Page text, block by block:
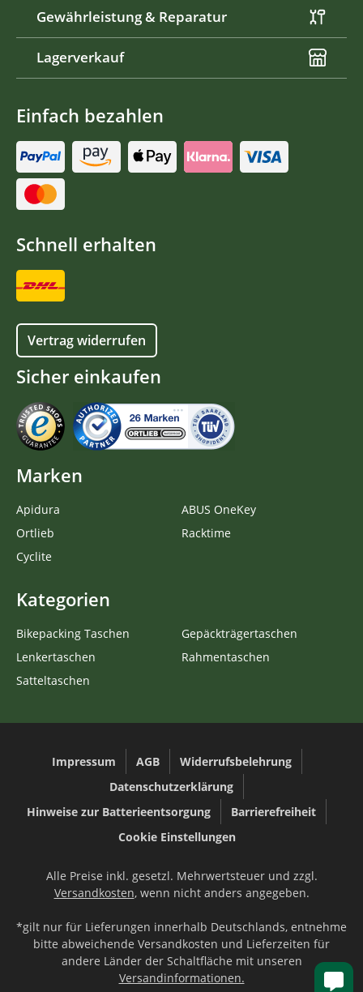
Gewährleistung & Reparatur
Lagerverkauf
Einfach bezahlen
Schnell erhalten
Vertrag widerrufen
Sicher einkaufen
Marken
Apidura
Ortlieb
Cyclite
ABUS OneKey
Racktime
Kategorien
Bikepacking Taschen
Lenkertaschen
Satteltaschen
Gepäckträgertaschen
Rahmentaschen
Impressum AGB
Widerrufsbelehrung
Datenschutzerklärung
Hinweise zur Batterieentsorgung
Barrierefreiheit
Cookie Einstellungen
Alle Preise inkl. gesetzl. Mehrwertsteuer und zzgl.
Versandkosten, wenn nicht anders angegeben.
*gilt nur für Lieferungen innerhalb Deutschlands, entnehme
bitte abweichende Versandkosten und Lieferzeiten für
andere Länder der Schaltfläche mit unseren
Versandinformationen.